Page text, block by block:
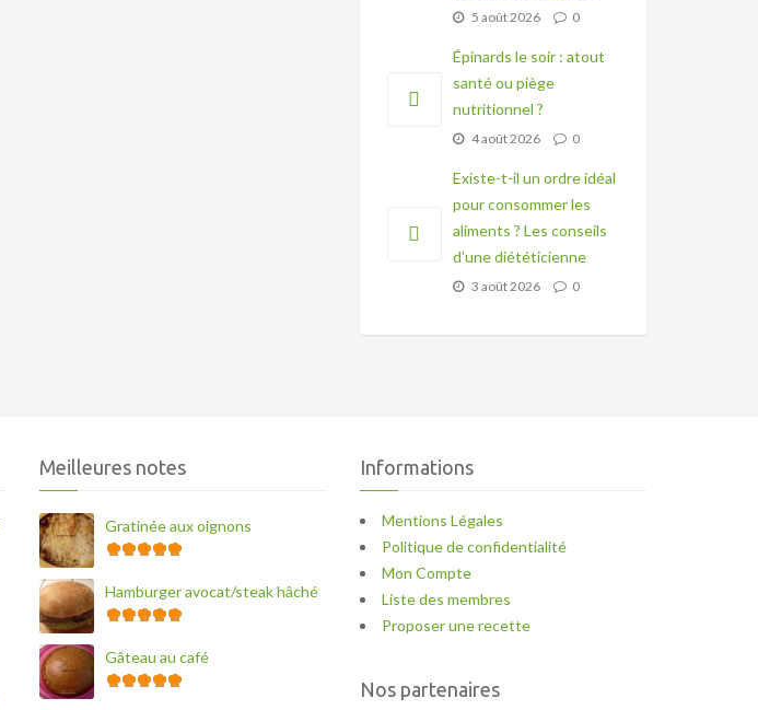
5 août 2026 0
Épinards le soir : atout
santé ou piège
nutritionnel ?
4 août 2026 0
Existe-t-il un ordre idéal
pour consommer les
aliments ? Les conseils
d’une diététicienne
3 août 2026 0
Meilleures notes
Gratinée aux oignons
Hamburger avocat/steak hâché
Gâteau au café
Informations
Mentions Légales
Politique de confidentialité
Mon Compte
Liste des membres
Proposer une recette
Nos partenaires